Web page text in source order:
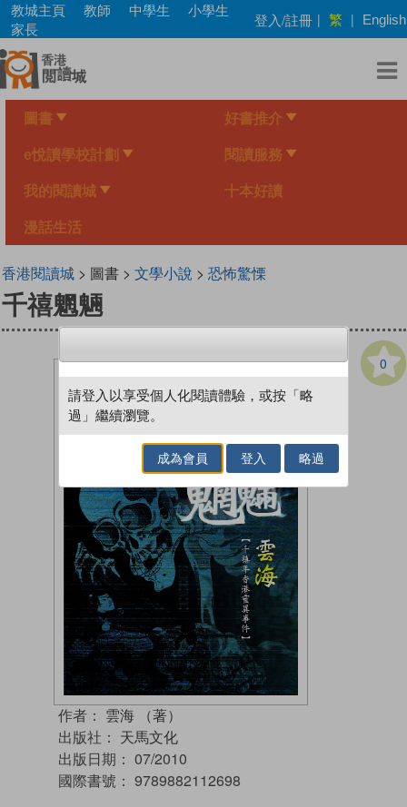
Skip
main
content
教城主頁 教師 中學生
小學生
家長
登入/註冊 | 繁 | English
圖書 好書推介
e悅讀學校計劃 閱讀服務
我的閱讀城 十本好讀
漫話生活
香港閱讀城> 圖書 > 文學小說 > 恐怖驚慄
千禧魍魎
0
作者： 雲海 （著）
出版社： 天馬文化
出版日期： 07/2010
國際書號： 9789882112698
請登入以享受個人化閱讀體驗，或按「略
過」繼續瀏覽。
成為會員 登入 略過